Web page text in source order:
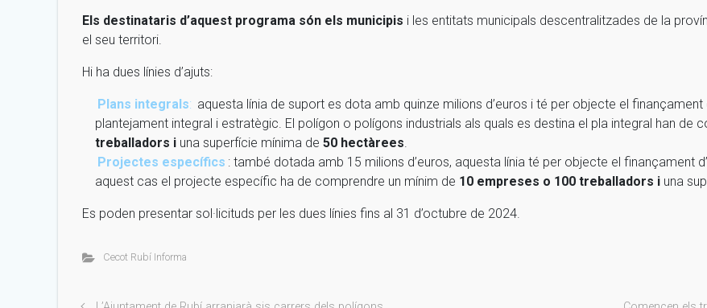
Els destinataris d’aquest programa són els municipis i les entitats municipals descentralitzades de la
el seu territori.
Hi ha dues línies d’ajuts:
Plans integrals: aquesta línia de suport es dota amb quinze milions d’euros i té per objecte el
plantejament integral i estratègic. El polígon o polígons industrials als quals es destina el pla integral han de
treballadors i una superfície mínima de 50 hectàrees.
Projectes específics : també dotada amb 15 milions d’euros, aquesta línia té per objecte el finançament
aquest cas el projecte específic ha de comprendre un mínim de 10 empreses o 100 treballadors i una
Es poden presentar sol·licituds per les dues línies fins al 31 d’octubre de 2024.
Cecot Rubí Informa